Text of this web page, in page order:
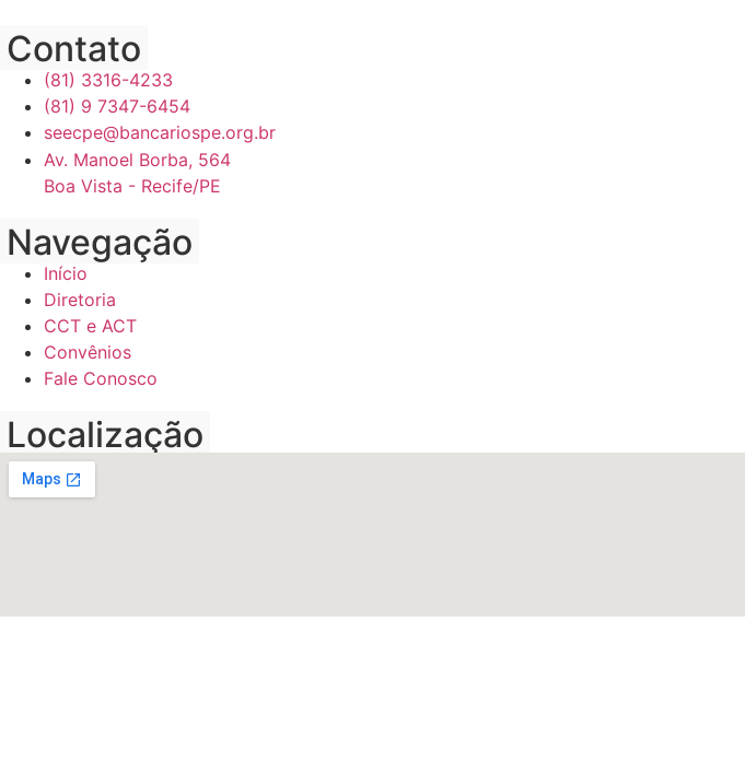
Contato
(81) 3316-4233
(81) 9 7347-6454
seecpe@bancariospe.org.br
Av. Manoel Borba, 564
Boa Vista - Recife/PE
Navegação
Início
Diretoria
CCT e ACT
Convênios
Fale Conosco
Localização